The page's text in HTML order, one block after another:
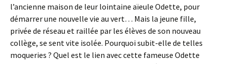
l’ancienne maison de leur lointaine aïeule Odette, pour
démarrer une nouvelle vie au vert… Mais la jeune fille,
privée de réseau et raillée par les élèves de son nouveau
collège, se sent vite isolée. Pourquoi subit-elle de telles
moqueries ? Quel est le lien avec cette fameuse Odette